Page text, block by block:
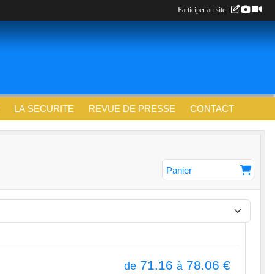
LA SECURITE REVUE DE PRESSE CONTACT
Panier
de 71.16 à 78.06 €
Participer au site :